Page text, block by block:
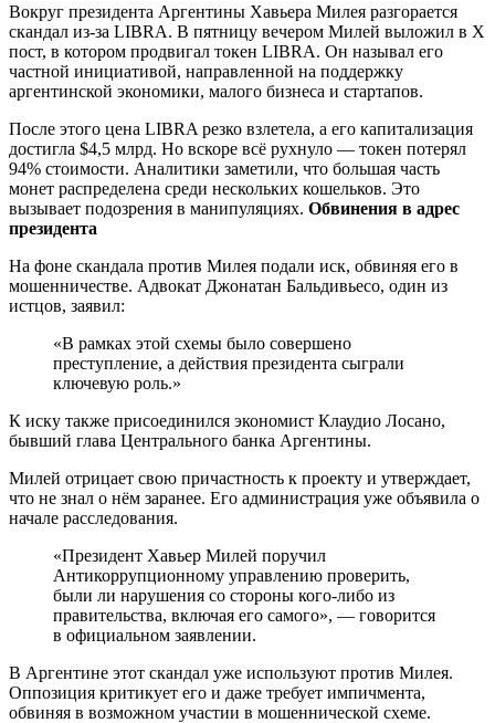
Вокруг президента Аргентины Хавьера Милея разгорается
скандал из-за LIBRA. В пятницу вечером Милей выложил в X
пост, в котором продвигал токен LIBRA. Он называл его
частной инициативой, направленной на поддержку
аргентинской экономики, малого бизнеса и стартапов.
После этого цена LIBRA резко взлетела, а его капитализация
достигла $4,5 млрд. Но вскоре всё рухнуло — токен потерял
94% стоимости. Аналитики заметили, что большая часть
монет распределена среди нескольких кошельков. Это
вызывает подозрения в манипуляциях. Обвинения в адрес
президента
На фоне скандала против Милея подали иск, обвиняя его в
мошенничестве. Адвокат Джонатан Бальдивьесо, один из
истцов, заявил:
«В рамках этой схемы было совершено
преступление, а действия президента сыграли
ключевую роль.»
К иску также присоединился экономист Клаудио Лосано,
бывший глава Центрального банка Аргентины.
Милей отрицает свою причастность к проекту и утверждает,
что не знал о нём заранее. Его администрация уже объявила о
начале расследования.
«Президент Хавьер Милей поручил
Антикоррупционному управлению проверить,
были ли нарушения со стороны кого-либо из
правительства, включая его самого», — говорится
в официальном заявлении.
В Аргентине этот скандал уже используют против Милея.
Оппозиция критикует его и даже требует импичмента,
обвиняя в возможном участии в мошеннической схеме.